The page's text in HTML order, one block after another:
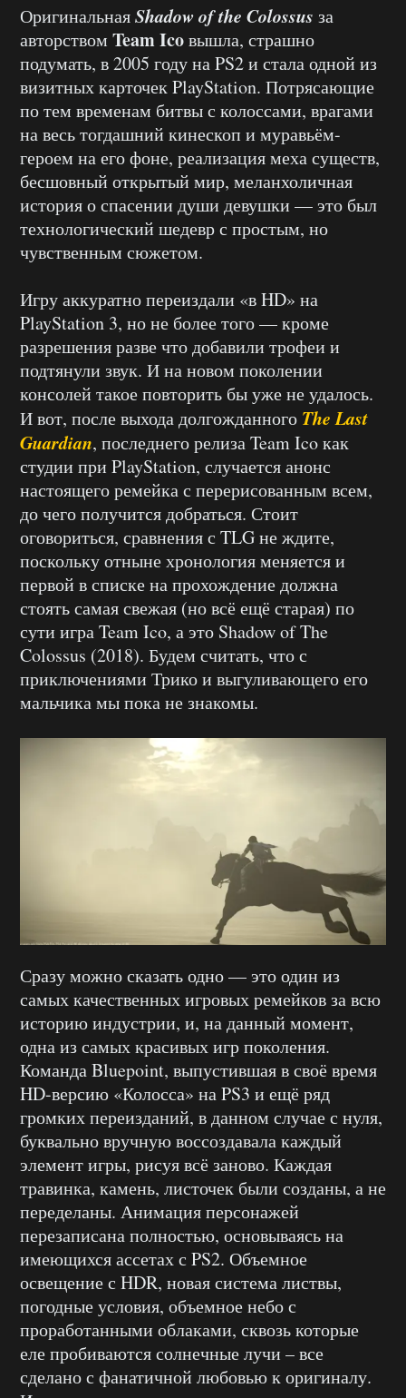
ОригинальнаяShadow of the Colossus за
авторством Team Icoвышла, страшно
подумать, в 2005 году на PS2 и стала одной из
визитных карточек PlayStation. Потрясающие
по тем временам битвы с колоссами, врагами
на весь тогдашний кинескоп и муравьём-
героем на его фоне, реализация меха существ,
бесшовный открытый мир, меланхоличная
история о спасении души девушки — это был
технологический шедевр с простым, но
чувственным сюжетом.
Игру аккуратно переиздали «в HD» на
PlayStation 3, но не более того — кроме
разрешения разве что добавили трофеи и
подтянули звук. И на новом поколении
консолей такое повторить бы уже не удалось.
И вот, после выхода долгожданного The Last
Guardian, последнего релиза Team Ico как
студии при PlayStation, случается анонс
настоящего ремейка с перерисованным всем,
до чего получится добраться. Стоит
оговориться, сравнения с TLG не ждите,
поскольку отныне хронология меняется и
первой в списке на прохождение должна
стоять самая свежая (но всё ещё старая) по
сути игра Team Ico, а это Shadow of The
Colossus (2018). Будем считать, что с
приключениями Трико и выгуливающего его
мальчика мы пока не знакомы.
Сразу можно сказать одно — это один из
самых качественных игровых ремейков за всю
историю индустрии, и, на данный момент,
одна из самых красивых игр поколения.
Команда Bluepoint, выпустившая в своё время
HD-версию «Колосса» на PS3 и ещё ряд
громких переизданий, в данном случае с нуля,
буквально вручную воссоздавала каждый
элемент игры, рисуя всё заново. Каждая
травинка, камень, листочек были созданы, а не
переделаны. Анимация персонажей
перезаписана полностью, основываясь на
имеющихся ассетах с PS2. Объемное
освещение с HDR, новая система листвы,
погодные условия, объемное небо с
проработанными облаками, сквозь которые
еле пробиваются солнечные лучи – все
сделано с фанатичной любовью к оригиналу.